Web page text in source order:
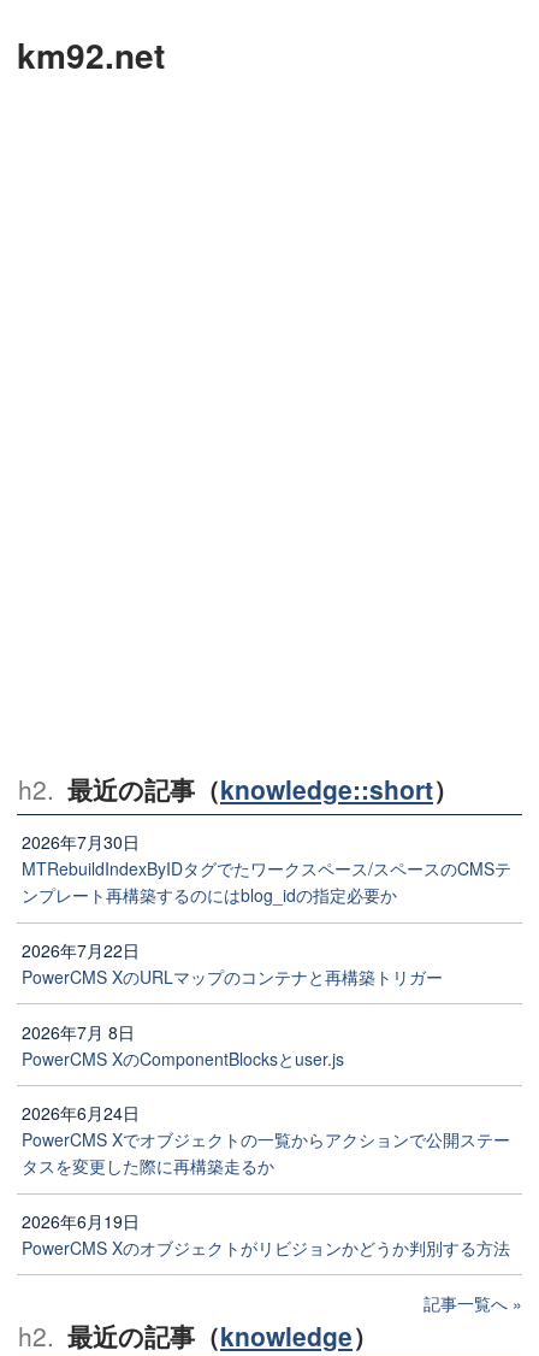
km92.net
最近の記事（knowledge::short）
2026年7月30日
MTRebuildIndexByIDタグでたワークスペース/スペースのCMSテ
ンプレート再構築するのにはblog_idの指定必要か
2026年7月22日
PowerCMS XのURLマップのコンテナと再構築トリガー
2026年7月 8日
PowerCMS XのComponentBlocksとuser.js
2026年6月24日
PowerCMS Xでオブジェクトの一覧からアクションで公開ステー
タスを変更した際に再構築走るか
2026年6月19日
PowerCMS Xのオブジェクトがリビジョンかどうか判別する方法
記事一覧へ
最近の記事（knowledge）